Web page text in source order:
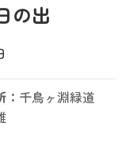
の出
千鳥ヶ淵緑道